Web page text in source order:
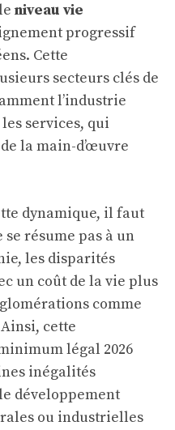
niveau vie
progressif
Cette
secteurs clés de
l’industrie
services, qui
la main-d’œuvre
dynamique, il faut
se résume pas à un
les disparités
un coût de la vie plus
comme
cette
légal 2026
inégalités
développement
ou industrielles